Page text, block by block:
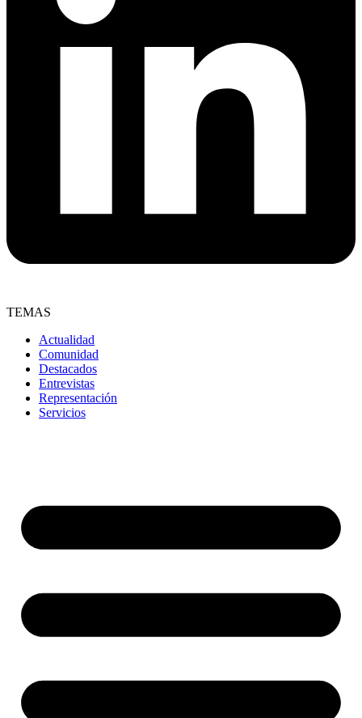
TEMAS
Actualidad
Comunidad
Destacados
Entrevistas
Representación
Servicios